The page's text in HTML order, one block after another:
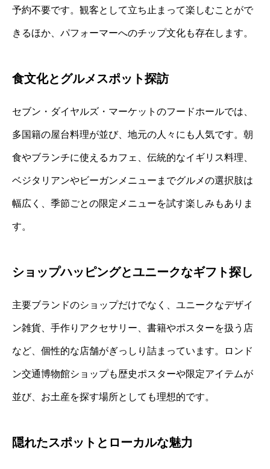
予約不要です。観客として立ち止まって楽しむことがで
きるほか、パフォーマーへのチップ文化も存在します。
食文化とグルメスポット探訪
セブン・ダイヤルズ・マーケットのフードホールでは、
多国籍の屋台料理が並び、地元の人々にも人気です。朝
食やブランチに使えるカフェ、伝統的なイギリス料理、
ベジタリアンやビーガンメニューまでグルメの選択肢は
幅広く、季節ごとの限定メニューを試す楽しみもありま
す。
ショップハッピングとユニークなギフト探し
主要ブランドのショップだけでなく、ユニークなデザイ
ン雑貨、手作りアクセサリー、書籍やポスターを扱う店
など、個性的な店舗がぎっしり詰まっています。ロンド
ン交通博物館ショップも歴史ポスターや限定アイテムが
並び、お土産を探す場所としても理想的です。
隠れたスポットとローカルな魅力